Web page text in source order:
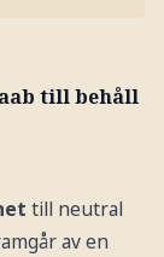
till behåll
till neutral
av en